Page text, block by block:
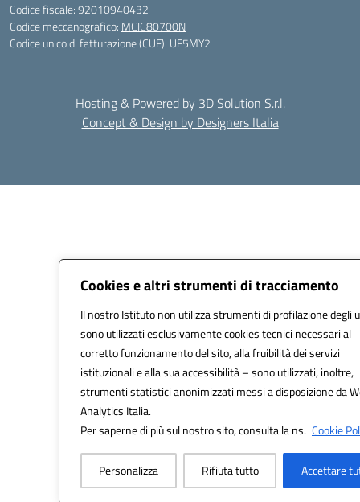
Cookies e altri strumenti di tracciamento
Il nostro Istituto non utilizza strumenti di profilazione degli
sono utilizzati esclusivamente cookies tecnici necessari al
corretto funzionamento del sito, alla fruibilità dei servizi
istituzionali e alla sua accessibilità – sono utilizzati, inoltre,
strumenti statistici anonimizzati messi a disposizione da
Analytics Italia.
Per saperne di più sul nostro sito, consulta la ns. Cookie
Personalizza Rifiuta tutto Accettare
Codice fiscale: 92010940432
Codice meccanografico: MCIC80700N
Codice unico di fatturazione (CUF): UF5MY2
Hosting & Powered by 3D Solution S.r.l.
Concept & Design by Designers Italia